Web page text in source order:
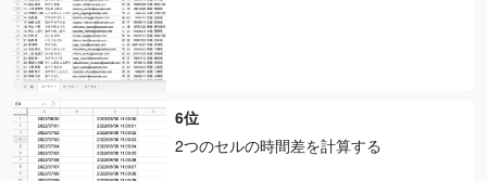
6位
2つのセルの時間差を計算する